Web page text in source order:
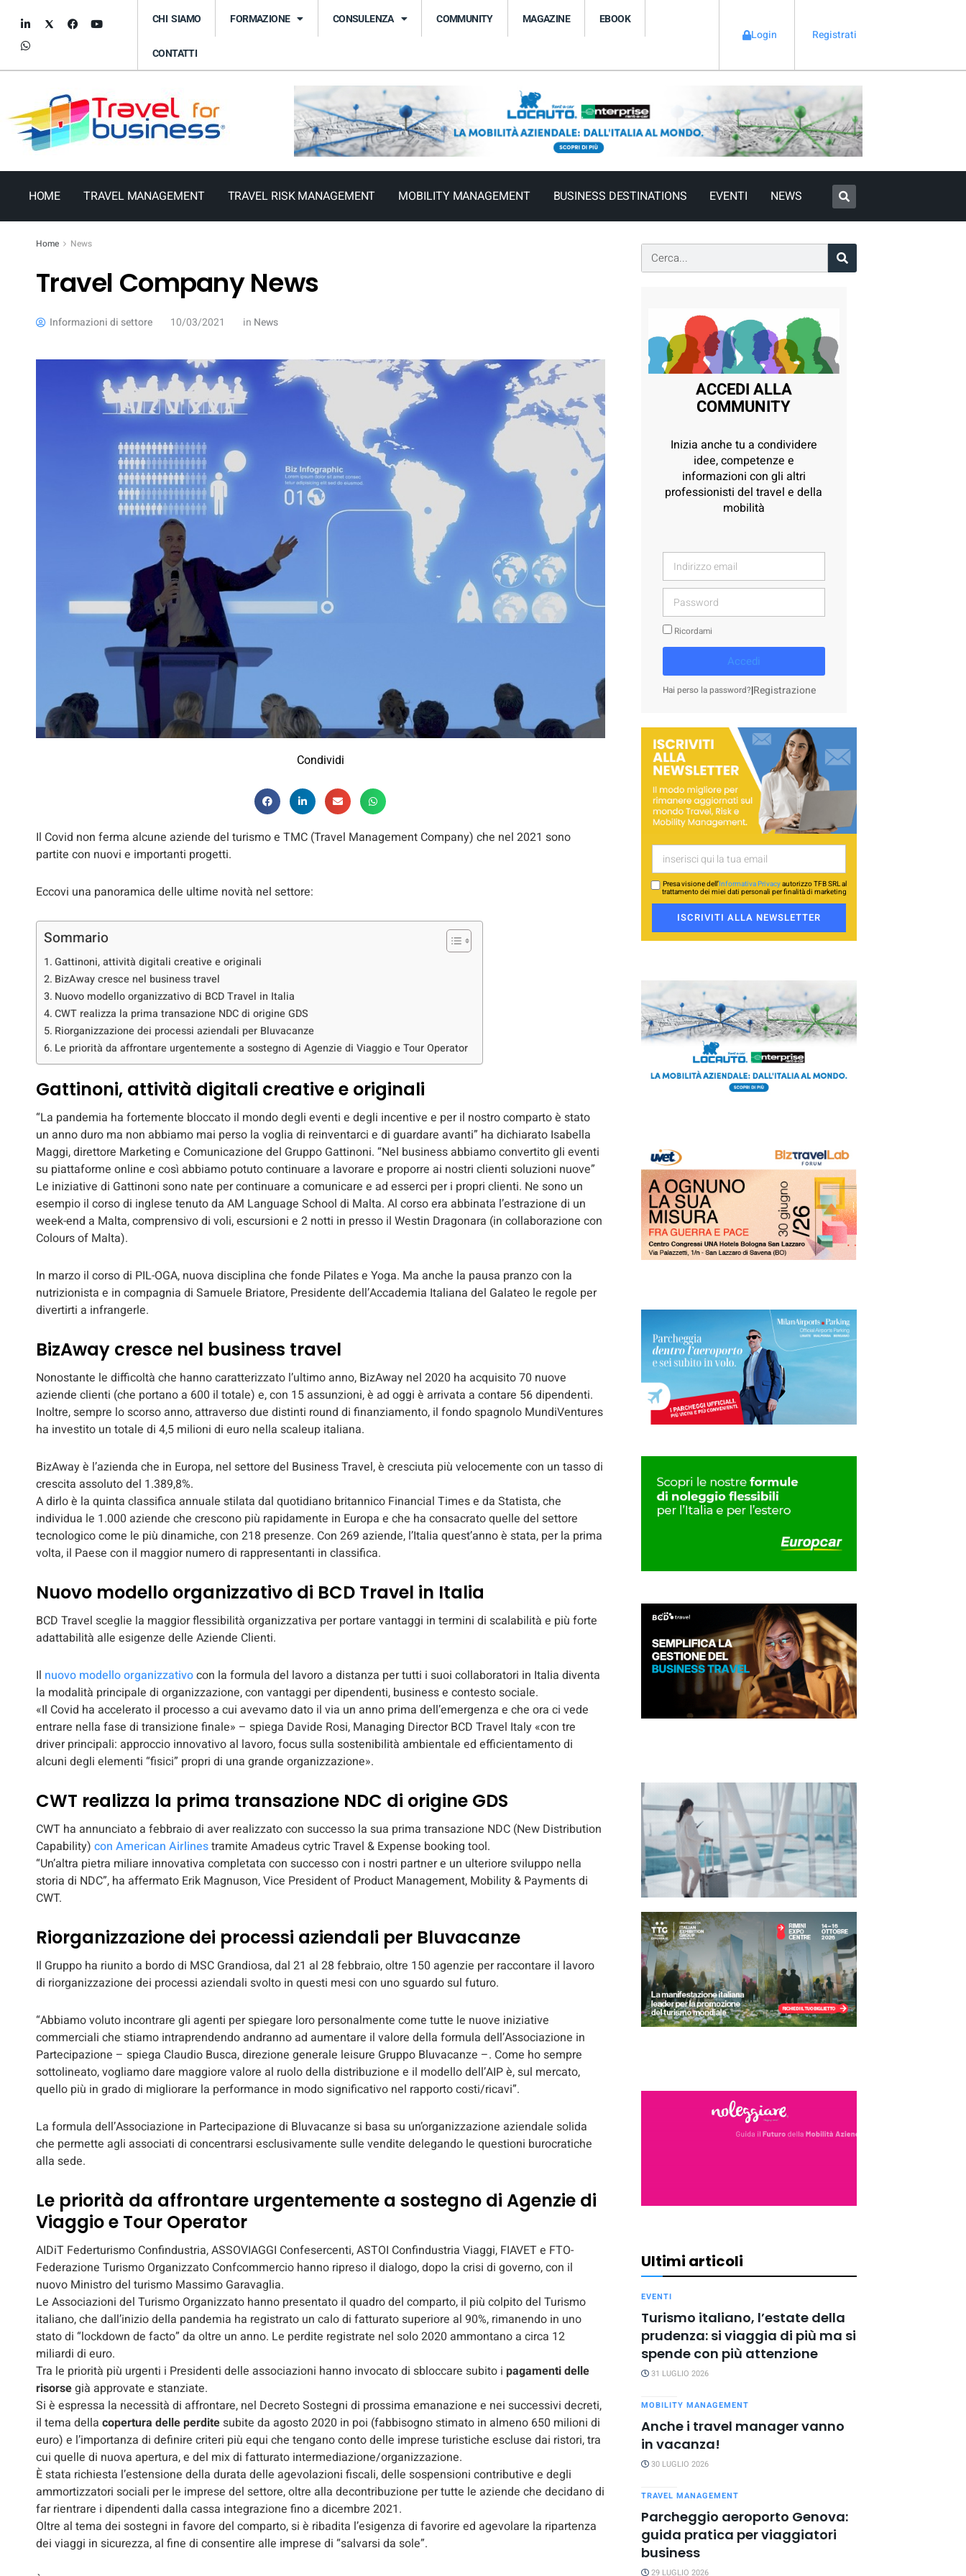
CHI SIAMO FORMAZIONE CONSULENZA COMMUNITY MAGAZINE EBOOK
CONTATTI
Login Registrati
HOME TRAVEL MANAGEMENT TRAVEL RISK MANAGEMENT MOBILITY MANAGEMENT BUSINESS DESTINATIONS EVENTI NEWS
Home News
Travel Company News
Informazioni di settore 10/03/2021 in News
Condividi
Il Covid non ferma alcune aziende del turismo e TMC (Travel Management Company) che nel 2021 sono
partite con nuovi e importanti progetti.
Eccovi una panoramica delle ultime novità nel settore:
Sommario
Gattinoni, attività digitali creative e originali
BizAway cresce nel business travel
Nuovo modello organizzativo di BCD Travel in Italia
CWT realizza la prima transazione NDC di origine GDS
Riorganizzazione dei processi aziendali per Bluvacanze
Le priorità da affrontare urgentemente a sostegno di Agenzie di Viaggio e Tour Operator
Gattinoni, attività digitali creative e originali
“La pandemia ha fortemente bloccato il mondo degli eventi e degli incentive e per il nostro comparto è stato
un anno duro ma non abbiamo mai perso la voglia di reinventarci e di guardare avanti” ha dichiarato Isabella
Maggi, direttore Marketing e Comunicazione del Gruppo Gattinoni. “Nel business abbiamo convertito gli eventi
su piattaforme online e così abbiamo potuto continuare a lavorare e proporre ai nostri clienti soluzioni nuove”
Le iniziative di Gattinoni sono nate per continuare a comunicare e ad esserci per i propri clienti. Ne sono un
esempio il corso di inglese tenuto da AM Language School di Malta. Al corso era abbinata l’estrazione di un
week-end a Malta, comprensivo di voli, escursioni e 2 notti in presso il Westin Dragonara (in collaborazione con
Colours of Malta).
In marzo il corso di PIL-OGA, nuova disciplina che fonde Pilates e Yoga. Ma anche la pausa pranzo con la
nutrizionista e in compagnia di Samuele Briatore, Presidente dell’Accademia Italiana del Galateo le regole per
divertirti a infrangerle.
BizAway cresce nel business travel
Nonostante le difficoltà che hanno caratterizzato l’ultimo anno, BizAway nel 2020 ha acquisito 70 nuove
aziende clienti (che portano a 600 il totale) e, con 15 assunzioni, è ad oggi è arrivata a contare 56 dipendenti.
Inoltre, sempre lo scorso anno, attraverso due distinti round di finanziamento, il fondo spagnolo MundiVentures
ha investito un totale di 4,5 milioni di euro nella scaleup italiana.
BizAway è l’azienda che in Europa, nel settore del Business Travel, è cresciuta più velocemente con un tasso di
crescita assoluto del 1.389,8%.
A dirlo è la quinta classifica annuale stilata dal quotidiano britannico Financial Times e da Statista, che
individua le 1.000 aziende che crescono più rapidamente in Europa e che ha consacrato quelle del settore
tecnologico come le più dinamiche, con 218 presenze. Con 269 aziende, l’Italia quest’anno è stata, per la prima
volta, il Paese con il maggior numero di rappresentanti in classifica.
Nuovo modello organizzativo di BCD Travel in Italia
BCD Travel sceglie la maggior flessibilità organizzativa per portare vantaggi in termini di scalabilità e più forte
adattabilità alle esigenze delle Aziende Clienti.
Il nuovo modello organizzativocon la formula del lavoro a distanza per tutti i suoi collaboratori in Italia diventa
la modalità principale di organizzazione, con vantaggi per dipendenti, business e contesto sociale.
«Il Covid ha accelerato il processo a cui avevamo dato il via un anno prima dell’emergenza e che ora ci vede
entrare nella fase di transizione finale» – spiega Davide Rosi, Managing Director BCD Travel Italy «con tre
driver principali: approccio innovativo al lavoro, focus sulla sostenibilità ambientale ed efficientamento di
alcuni degli elementi “fisici” propri di una grande organizzazione».
CWT realizza la prima transazione NDC di origine GDS
CWT ha annunciato a febbraio di aver realizzato con successo la sua prima transazione NDC (New Distribution
Capability) con American Airlinestramite Amadeus cytric Travel & Expense booking tool.
“Un’altra pietra miliare innovativa completata con successo con i nostri partner e un ulteriore sviluppo nella
storia di NDC”, ha affermato Erik Magnuson, Vice President of Product Management, Mobility & Payments di
CWT.
Riorganizzazione dei processi aziendali per Bluvacanze
Il Gruppo ha riunito a bordo di MSC Grandiosa, dal 21 al 28 febbraio, oltre 150 agenzie per raccontare il lavoro
di riorganizzazione dei processi aziendali svolto in questi mesi con uno sguardo sul futuro.
“Abbiamo voluto incontrare gli agenti per spiegare loro personalmente come tutte le nuove iniziative
commerciali che stiamo intraprendendo andranno ad aumentare il valore della formula dell’Associazione in
Partecipazione – spiega Claudio Busca, direzione generale leisure Gruppo Bluvacanze –. Come ho sempre
sottolineato, vogliamo dare maggiore valore al ruolo della distribuzione e il modello dell’AIP è, sul mercato,
quello più in grado di migliorare la performance in modo significativo nel rapporto costi/ricavi”.
La formula dell’Associazione in Partecipazione di Bluvacanze si basa su un’organizzazione aziendale solida
che permette agli associati di concentrarsi esclusivamente sulle vendite delegando le questioni burocratiche
alla sede.
Le priorità da affrontare urgentemente a sostegno di Agenzie di
Viaggio e Tour Operator
AIDiT Federturismo Confindustria, ASSOVIAGGI Confesercenti, ASTOI Confindustria Viaggi, FIAVET e FTO-
Federazione Turismo Organizzato Confcommercio hanno ripreso il dialogo, dopo la crisi di governo, con il
nuovo Ministro del turismo Massimo Garavaglia.
Le Associazioni del Turismo Organizzato hanno presentato il quadro del comparto, il più colpito del Turismo
italiano, che dall’inizio della pandemia ha registrato un calo di fatturato superiore al 90%, rimanendo in uno
stato di “lockdown de facto” da oltre un anno. Le perdite registrate nel solo 2020 ammontano a circa 12
miliardi di euro.
Tra le priorità più urgenti i Presidenti delle associazioni hanno invocato di sbloccare subito i pagamenti delle
risorsegià approvate e stanziate.
Si è espressa la necessità di affrontare, nel Decreto Sostegni di prossima emanazione e nei successivi decreti,
il tema della copertura delle perditesubite da agosto 2020 in poi (fabbisogno stimato in almeno 650 milioni di
euro) e l’importanza di definire criteri più equi che tengano conto delle imprese turistiche escluse dai ristori, tra
cui quelle di nuova apertura, e del mix di fatturato intermediazione/organizzazione.
È stata richiesta l’estensione della durata delle agevolazioni fiscali, delle sospensioni contributive e degli
ammortizzatori sociali per le imprese del settore, oltre alla decontribuzione per tutte le aziende che decidano di
far rientrare i dipendenti dalla cassa integrazione fino a dicembre 2021.
Oltre al tema dei sostegni in favore del comparto, si è ribadita l’esigenza di favorire ed agevolare la ripartenza
dei viaggi in sicurezza, al fine di consentire alle imprese di “salvarsi da sole”.
ACCEDI ALLA
COMMUNITY
Inizia anche tu a condividere
idee, competenze e
informazioni con gli altri
professionisti del travel e della
mobilità
Ricordami
Accedi
Hai perso la password?|Registrazione
Presa visione dell’Informativa Privacyautorizzo TFB SRL al
trattamento dei miei dati personali per finalità di marketing
ISCRIVITI ALLA NEWSLETTER
Ultimi articoli
EVENTI
Turismo italiano, l’estate della
prudenza: si viaggia di più ma si
spende con più attenzione
31 LUGLIO 2026
MOBILITY MANAGEMENT
Anche i travel manager vanno
in vacanza!
30 LUGLIO 2026
TRAVEL MANAGEMENT
Parcheggio aeroporto Genova:
guida pratica per viaggiatori
business
29 LUGLIO 2026